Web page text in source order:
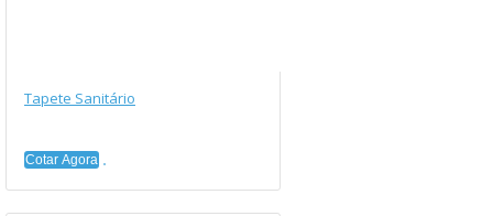
Tapete Sanitário
Cotar Agora